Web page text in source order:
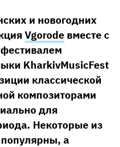
и новогодних
Vgorode вместе с
KharkivMusicFest
классической
композиторами
для
Некоторые из
а